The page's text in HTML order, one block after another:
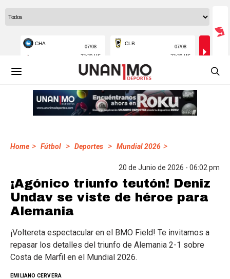
Home > Fútbol > Deportes > Mundial 2026 >
20 de Junio de 2026 - 06:02 pm
¡Agónico triunfo teutón! Deniz
Undav se viste de héroe para
Alemania
¡Voltereta espectacular en el BMO Field! Te invitamos a
repasar los detalles del triunfo de Alemania 2-1 sobre
Costa de Marfil en el Mundial 2026.
EMILIANO CERVERA